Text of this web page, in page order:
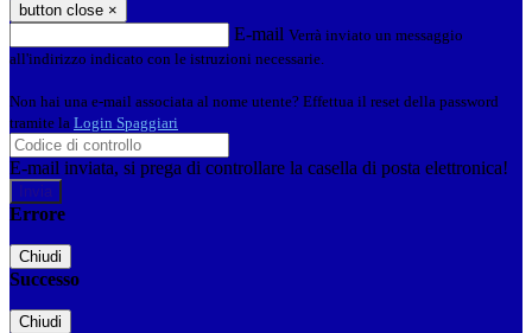
button close ×
E-mail Verrà inviato un messaggio
all'indirizzo indicato con le istruzioni necessarie.
Non hai una e-mail associata al nome utente? Effettua il reset della password
tramite la Login Spaggiari
E-mail inviata, si prega di controllare la casella di posta elettronica!
Errore
Chiudi
Successo
Chiudi